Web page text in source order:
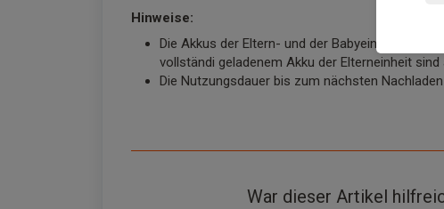
Hinweise:
Die Akkus der Eltern- und der Babyeinheit vor
vollständi geladenem Akku der Elterneinheit
Die Nutzungsdauer bis zum nächsten
War dieser Artikel